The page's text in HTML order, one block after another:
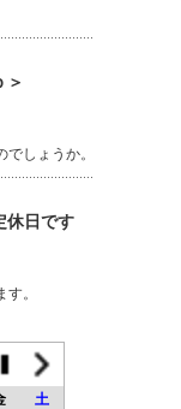
しょうか。
休日です
。
土